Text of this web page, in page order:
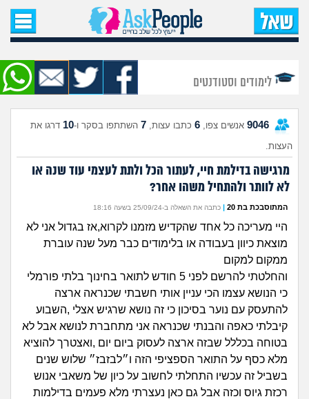
עמוד הבית
שאל שאלה
שאלות חדשות
שאלות שעוררו עניין
עצות חדשות
מה קורה כאן?
מתחם הטיפים
מדורים
זוגיות
היריון ולידה
הורות ומשפחה
חיפוש שאלות
הרשמה | התחברות
לימודים וסטודנטים
9046 אנשים צפו, 6 כתבו עצות, 7 השתתפו בסקר ו-10 דרגו את
העצות.
מרגישה בדילמת חיי, לעתור הכל ולתת לעצמי עוד שנה או
לא לוותר ולהתחיל משהו אחר?
המתוסבכת בת 20 | כתבה את השאלה ב-25/09/24 בשעה 18:16
היי מעריכה כל אחד שהקדיש מזמנו לקרוא,אז בגדול אני לא
מוצאת כיוון בעבודה או בלימודים כבר מעל שנה עוברת
ממקום למקום
והחלטתי להרשם לפני 5 חודש לתואר בחינוך בלתי פורמלי
כי הנושא עצמו הכי עניין אותי חשבתי שכנראה ארצה
להתעסק עם נוער בסיכון כי זה נושא שרגיש אצלי ,השבוע
קיבלתי כאפה והבנתי שכנראה אני מתחברת לנושא אבל לא
בטוחה בכללל שבזה ארצה לעסוק ביום יום ,ואצטרך להוציא
מלא כסף על התואר הספציפי הזה ו״לבזבז״ שלוש שנים
בשביל זה עכשיו התחלתי לחשוב על כיון של משאבי אנוש
רכזת גיוס וכזה אבל גם כאן נעצרתי מלא פעמים בדילמות